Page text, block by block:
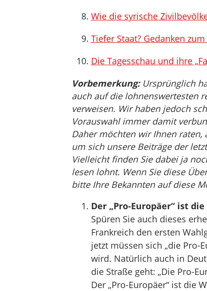
Wie die syrische
Tiefer Staat? Gedanken
Die Tagesschau und ihre
Vorbemerkung:Ursprünglich
auch auf die lohnenswertesten
verweisen. Wir haben jedoch
Vorauswahl immer damit
Daher möchten wir Ihnen raten,
um sich unsere Beiträge der
Vielleicht finden Sie dabei ja
lesen lohnt. Wenn Sie diese
bitte Ihre Bekannten auf diese
Der „Pro-Europäer“ ist
Spüren Sie auch dieses
Frankreich den ersten
jetzt müssen sich „die Pro-
wird. Natürlich auch in
die Straße geht: „Die Pro-
Der „Pro-Europäer“ ist die